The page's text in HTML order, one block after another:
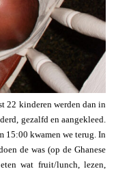
22 kinderen werden dan in
gezalfd en aangekleed.
15:00 kwamen we terug. In
de was (op de Ghanese
wat fruit/lunch, lezen,